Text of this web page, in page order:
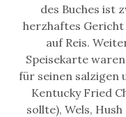
des Buches ist
herzhaftes
auf Reis.
Speisekarte
für seinen salzigen
Kentucky Fried
sollte), Wels,